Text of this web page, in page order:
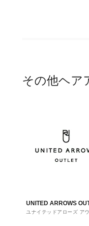
その他ヘア
UNITED ARROWS
ユナイテッドアローズ ア